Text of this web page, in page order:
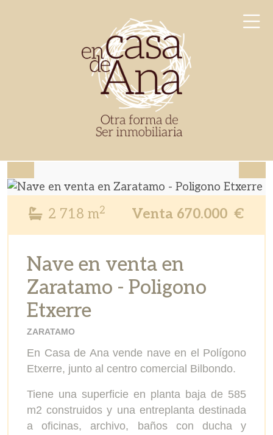
2 718 m2 Venta 670.000 €
Nave en venta en
Zaratamo - Poligono
Etxerre
ZARATAMO
En Casa de Ana vende nave en el Polígono
Etxerre, junto al centro comercial Bilbondo.
Tiene una superficie en planta baja de 585
m2 construidos y una entreplanta destinada
a oficinas, archivo, baños con ducha y